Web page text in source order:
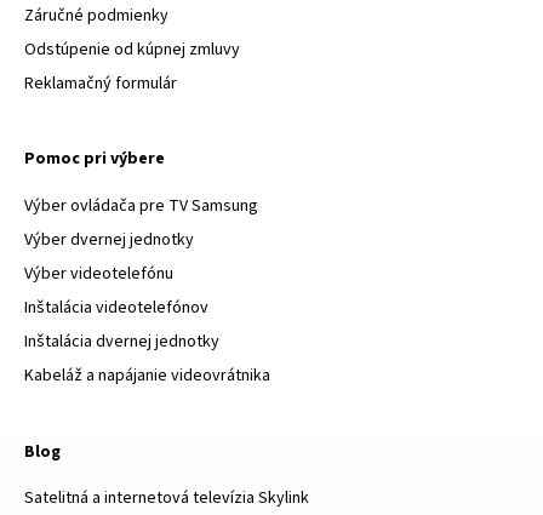
Záručné podmienky
Odstúpenie od kúpnej zmluvy
Reklamačný formulár
Pomoc pri výbere
Výber ovládača pre TV Samsung
Výber dvernej jednotky
Výber videotelefónu
Inštalácia videotelefónov
Inštalácia dvernej jednotky
Kabeláž a napájanie videovrátnika
Blog
Satelitná a internetová televízia Skylink